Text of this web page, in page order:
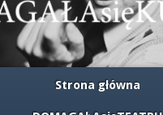
Strona główna